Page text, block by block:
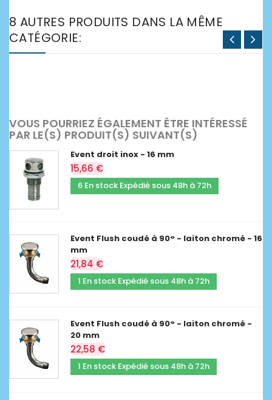
8 AUTRES PRODUITS DANS LA MÊME
CATÉGORIE:
VOUS POURRIEZ ÉGALEMENT ÊTRE INTÉRESSÉ
PAR LE(S) PRODUIT(S) SUIVANT(S)
Event droit inox - 16 mm
15,66 €
6 En stock Expédié sous 48h à 72h
Event Flush coudé à 90° - laiton chromé - 16
mm
21,84 €
1 En stock Expédié sous 48h à 72h
Event Flush coudé à 90° - laiton chromé -
20 mm
22,58 €
1 En stock Expédié sous 48h à 72h